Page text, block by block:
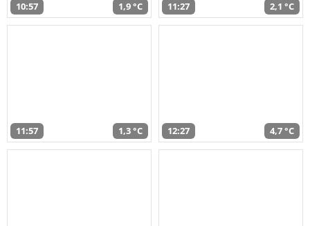
10:57 1,9 °C 11:27 2,1 °C
11:57 1,3 °C 12:27 4,7 °C